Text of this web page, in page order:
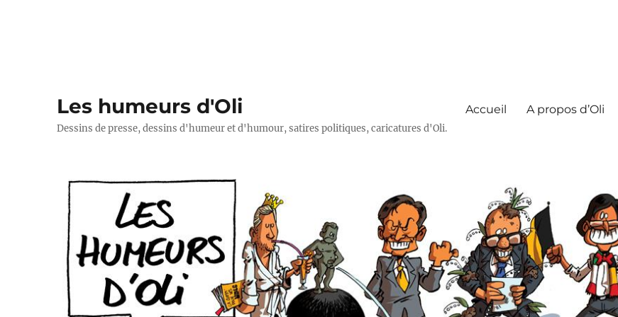
Les humeurs d'Oli
Dessins de presse, dessins d'humeur et d'humour, satires politiques, caricatures d'Oli.
Accueil A propos d’Oli